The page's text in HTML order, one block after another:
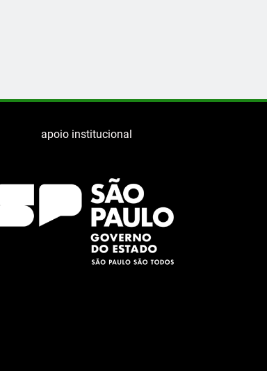
apoio institucional